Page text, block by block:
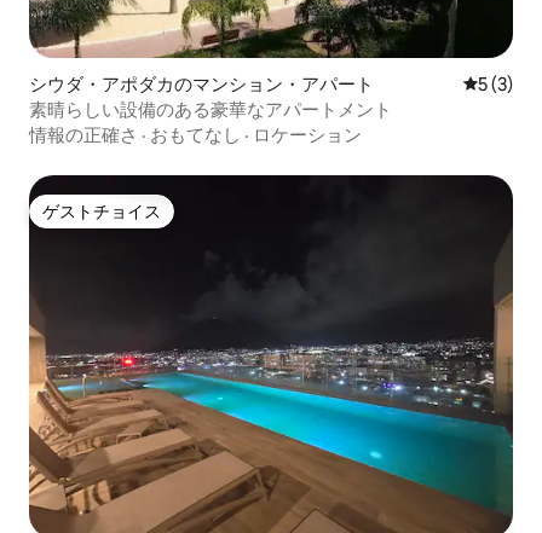
シウダ・アポダカのマンション・アパート レビュー
5 (3)
素晴らしい設備のある豪華なアパートメント
情報の正確さ · おもてなし · ロケーション
ゲストチョイス
ゲストチョイス